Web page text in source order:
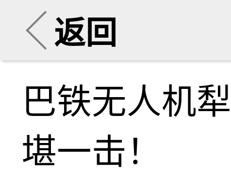
返回
巴铁无人机
堪一击！